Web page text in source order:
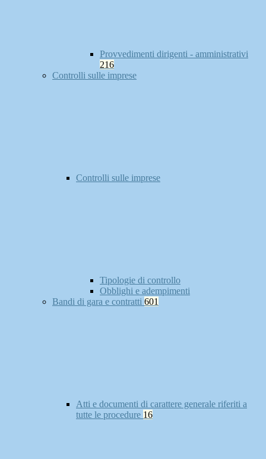
Provvedimenti dirigenti - amministrativi
216
Controlli sulle imprese
Controlli sulle imprese
Tipologie di controllo
Obblighi e adempimenti
Bandi di gara e contratti 601
Atti e documenti di carattere generale riferiti a
tutte le procedure 16